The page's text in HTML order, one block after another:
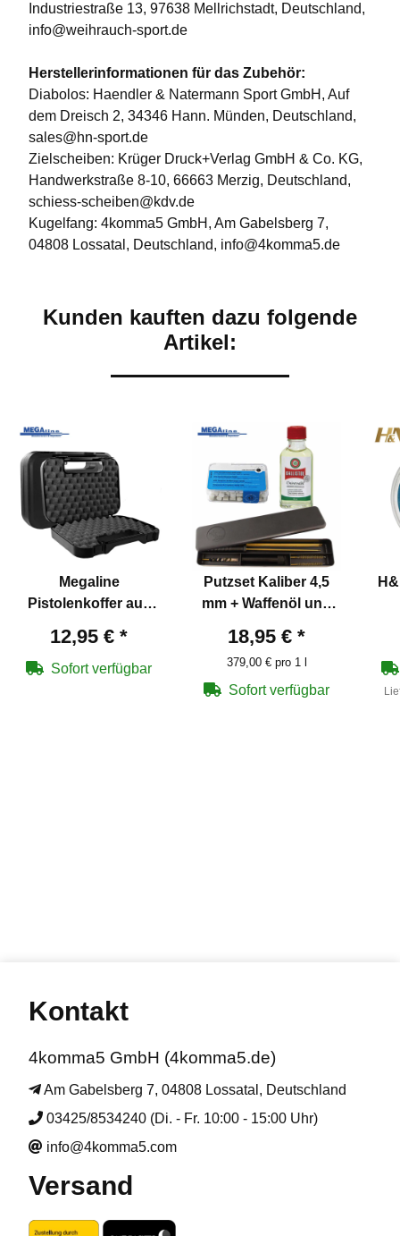
Industriestraße 13, 97638 Mellrichstadt, Deutschland,
info@weihrauch-sport.de
Herstellerinformationen für das Zubehör:
Diabolos: Haendler & Natermann Sport GmbH, Auf
dem Dreisch 2, 34346 Hann. Münden, Deutschland,
sales@hn-sport.de
Zielscheiben: Krüger Druck+Verlag GmbH & Co. KG,
Handwerkstraße 8-10, 66663 Merzig, Deutschland,
schiess-scheiben@kdv.de
Kugelfang: 4komma5 GmbH, Am Gabelsberg 7,
04808 Lossatal, Deutschland, info@4komma5.de
Kunden kauften dazu folgende
Artikel:
Megaline
Pistolenkoffer aus
Schaumeinlage 34,5 x
24 x 6 cm
12,95 € *
Sofort verfügbar
Putzset Kaliber 4,5
mm + Waffenöl und
18,95 € *
379,00 € pro 1 l
Sofort verfügbar
Kontakt
4komma5 GmbH (4komma5.de)
Am Gabelsberg 7, 04808 Lossatal, Deutschland
03425/8534240 (Di. - Fr. 10:00 - 15:00 Uhr)
info@4komma5.com
Versand